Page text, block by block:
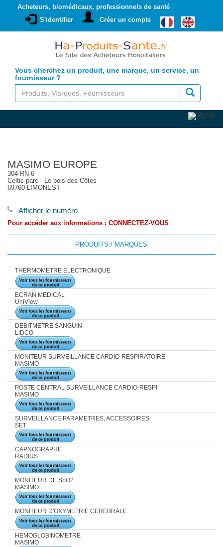
Acheteurs, biomédicaux, professionnels de santé
S'identifier
Créer un compte
Vous cherchez un produit, une marque, un service, un
fournisseur ?
MASIMO EUROPE
304 RN 6
Celtic parc - Le bois des Côtes
69760 LIMONEST
: Afficher le numéro
Pour accéder aux informations : CONNECTEZ-VOUS
PRODUITS / MARQUES
THERMOMETRE ELECTRONIQUE
ECRAN MEDICAL
UniView
DEBITMETRE SANGUIN
LiDCO
MONITEUR SURVEILLANCE CARDIO-RESPIRATOIRE
MASIMO
POSTE CENTRAL SURVEILLANCE CARDIO-RESPI
MASIMO
SURVEILLANCE PARAMETRES, ACCESSOIRES
SET
CAPNOGRAPHE
RADIUS
MONITEUR DE SpO2
MASIMO
MONITEUR D'OXYMETRIE CEREBRALE
HEMOGLOBINOMETRE
MASIMO